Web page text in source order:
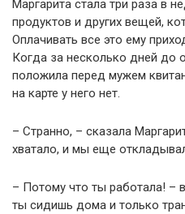
Маргарита стала три раза в
продуктов и других вещей,
Оплачивать все это ему
Когда за несколько дней до
положила перед мужем
на карте у него нет.
– Странно, – сказала
хватало, и мы еще
– Потому что ты работала! –
ты сидишь дома и только